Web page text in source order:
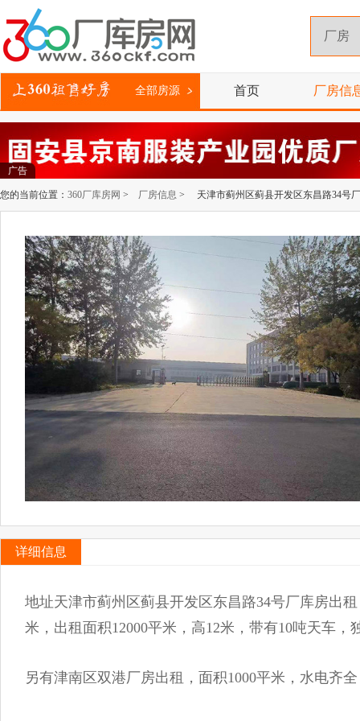
全部房源 首页 厂房信
广告
您的当前位置： 360厂库房网 > 厂房信息 > 天津市蓟州区蓟县开发区东昌路34号
详细信息
地址天津市蓟州区蓟县开发区东昌路34号厂库房出
米，出租面积12000平米，高12米，带有10吨天
另有津南区双港厂房出租，面积1000平米，水电齐